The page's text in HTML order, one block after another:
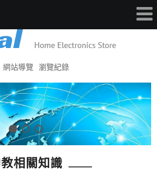
網站導覽 瀏覽紀錄
相關知識